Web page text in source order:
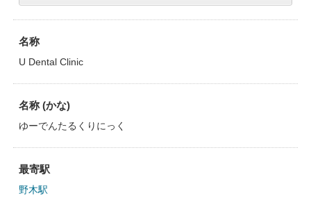
名称
U Dental Clinic
名称 (かな)
ゆーでんたるくりにっく
最寄駅
野木駅